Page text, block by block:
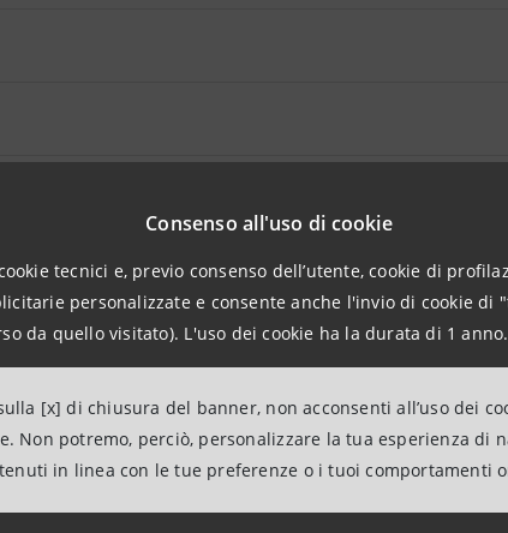
Consenso all'uso di cookie
tecnici e, previo consenso dell’utente, cookie di
personalizzate e consente anche l'invio di cookie di
da quello visitato). L'uso dei cookie ha la durata di 1 anno.
[x] di chiusura del banner, non acconsenti all’uso dei
Non potremo, perciò, personalizzare la tua esperienza di
in linea con le tue preferenze o i tuoi comportamenti
30 gennaio 2025 alle ore 18:18:11